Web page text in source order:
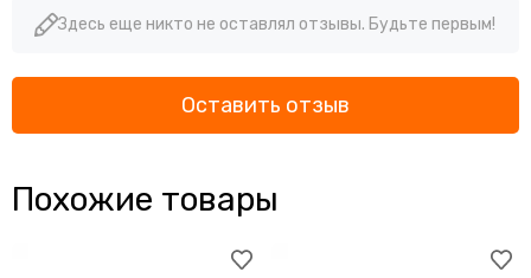
Здесь еще никто не оставлял отзывы. Будьте первым!
Оставить отзыв
Похожие товары